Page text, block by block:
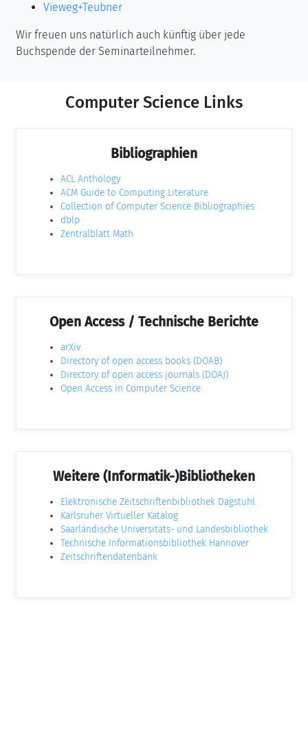
Vieweg+Teubner
Wir freuen uns natürlich auch künftig über jede
Buchspende der Seminarteilnehmer.
Computer Science Links
Bibliographien
ACL Anthology
ACM Guide to Computing Literature
Collection of Computer Science Bibliographies
dblp
Zentralblatt Math
Open Access / Technische Berichte
arXiv
Directory of open access books (DOAB)
Directory of open access journals (DOAJ)
Open Access in Computer Science
Weitere (Informatik-)Bibliotheken
Elektronische Zeitschriftenbibliothek Dagstuhl
Karlsruher Virtueller Katalog
Saarländische Universitäts- und Landesbibliothek
Technische Informationsbibliothek Hannover
Zeitschriftendatenbank